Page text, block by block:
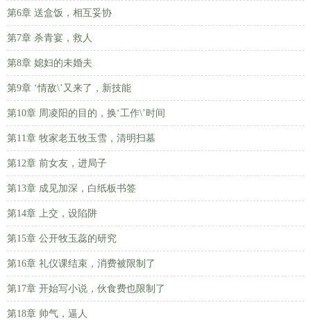
第6章 送盒饭，相互妥协
第7章 杀青宴，救人
第8章 媳妇的未婚夫
第9章 ‘情敌\’又来了，新技能
第10章 周凌阳的目的，换‘工作\’时间
第11章 牧家老五牧玉雪，清明扫墓
第12章 前女友，进局子
第13章 成见加深，白纸板书签
第14章 上交，设陷阱
第15章 公开牧玉蕊的研究
第16章 礼仪课结束，消费被限制了
第17章 开始写小说，伙食费也限制了
第18章 帅气，逼人